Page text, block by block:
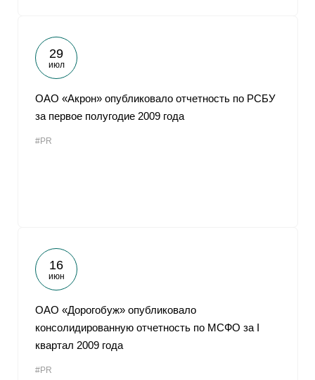
29
июл
ОАО «Акрон» опубликовало отчетность по РСБУ
за первое полугодие 2009 года
#PR
16
июн
ОАО «Дорогобуж» опубликовало
консолидированную отчетность по МСФО за I
квартал 2009 года
#PR